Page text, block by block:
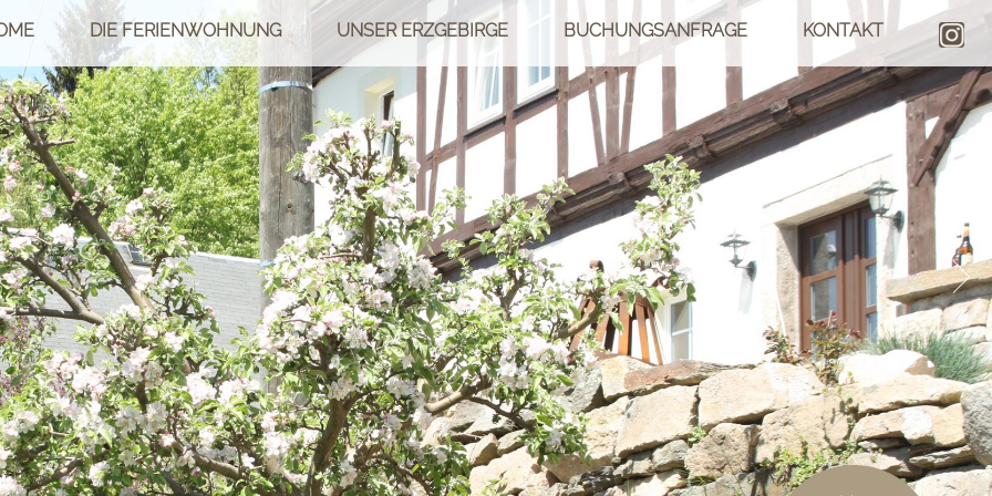
KONTAKT
BUCHUNGSANFRAGE
UNSER ERZGEBIRGE
DIE FERIENWOHNUNG